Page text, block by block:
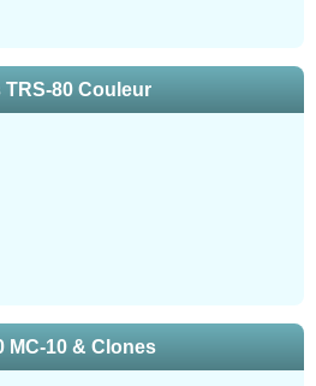
TRS-80 Couleur
MC-10 & Clones